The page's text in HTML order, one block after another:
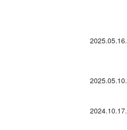
2025.05.16.
2025.05.10.
2024.10.17.